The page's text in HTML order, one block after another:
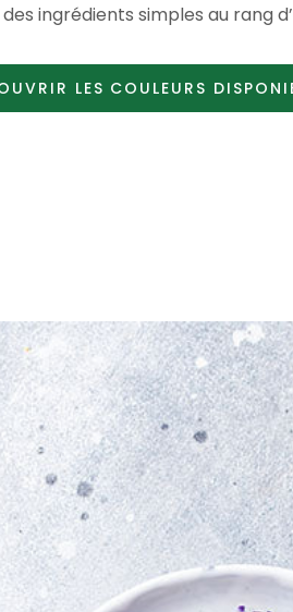
ingrédients simples au rang
LES COULEURS